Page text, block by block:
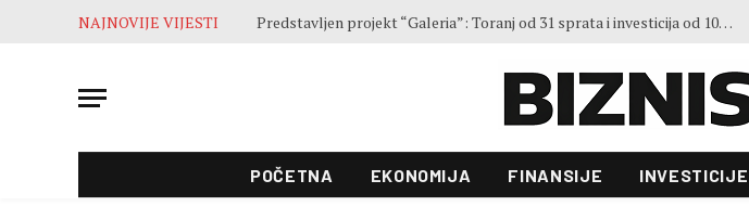
NAJNOVIJE VIJESTI Završne pripreme pred otvaranje 53. Sajma šljive u Gradačcu
POČETNA EKONOMIJA FINANSIJE INVESTICIJE